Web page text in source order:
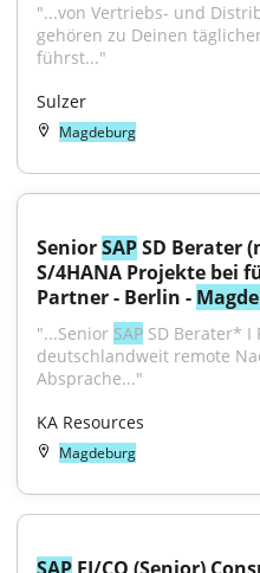
"...von Vertriebs- und
gehören zu Deinen
führst..."
Sulzer
Magdeburg
Senior SAP SD Berater
S/4HANA Projekte bei
Partner - Berlin -
"...Senior SAP SD Berater* I
deutschlandweit remote
Absprache..."
KA Resources
Magdeburg